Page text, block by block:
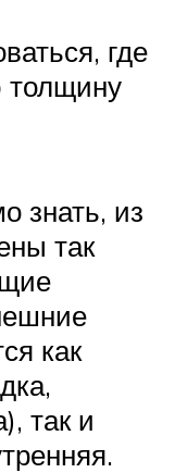
где
толщину
знать, из
так
как
так и